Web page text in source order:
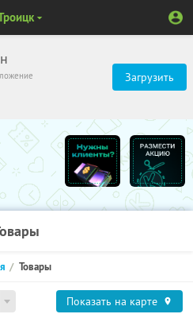
Загрузить
Товары
Показать на карте